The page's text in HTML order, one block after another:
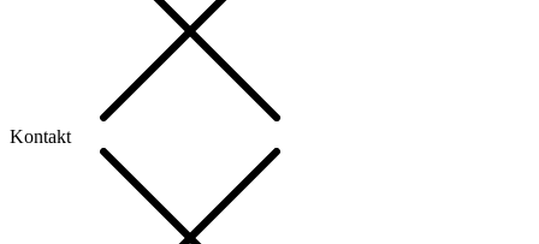
Kontakt